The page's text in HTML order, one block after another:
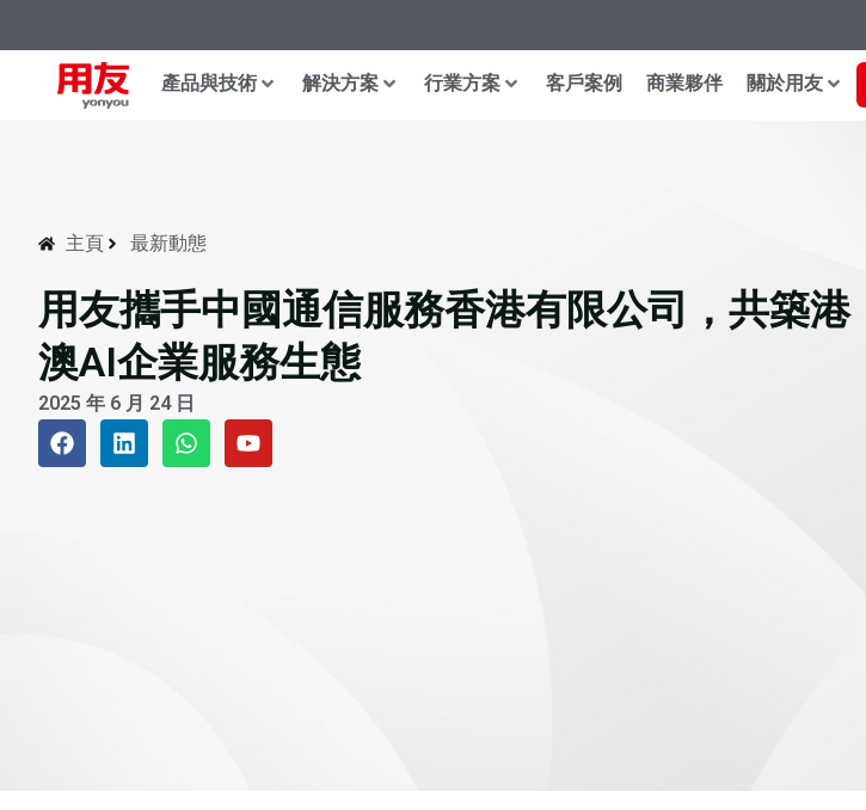
產品與技術 解決方案 行業方案 客戶案例 商業夥伴 關於用友
主頁 最新動態
用友攜手中國通信服務香港有限公司，共築港
澳AI企業服務生態
2025 年 6 月 24 日